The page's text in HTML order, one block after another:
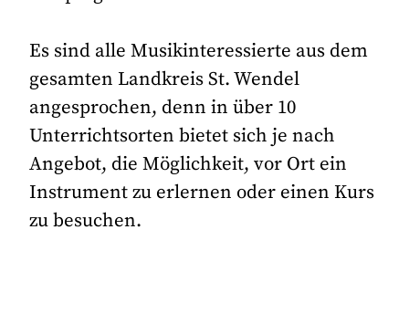
Es sind alle Musikinteressierte aus dem
gesamten Landkreis St. Wendel
angesprochen, denn in über 10
Unterrichtsorten bietet sich je nach
Angebot, die Möglichkeit, vor Ort ein
Instrument zu erlernen oder einen Kurs
zu besuchen.